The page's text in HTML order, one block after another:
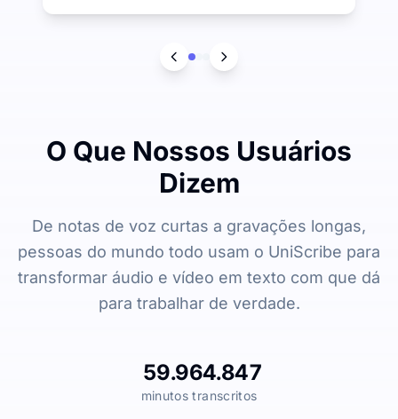
O Que Nossos Usuários
Dizem
De notas de voz curtas a gravações longas,
pessoas do mundo todo usam o UniScribe para
transformar áudio e vídeo em texto com que dá
para trabalhar de verdade.
59.964.847
minutos transcritos